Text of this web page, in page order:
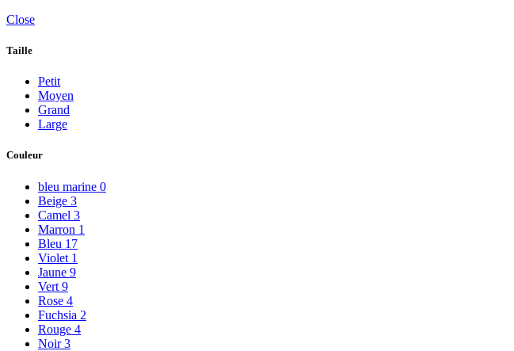
Close
Taille
Petit
Moyen
Grand
Large
Couleur
bleu marine 0
Beige 3
Camel 3
Marron 1
Bleu 17
Violet 1
Jaune 9
Vert 9
Rose 4
Fuchsia 2
Rouge 4
Noir 3